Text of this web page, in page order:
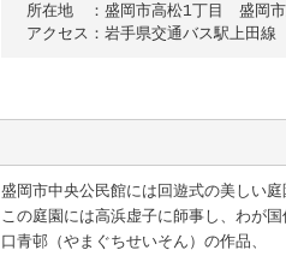
所在地　：盛岡市高松1丁目　盛岡
アクセス：岩手県交通バス駅上田線
盛岡市中央公民館には回遊式の美しい庭
この庭園には高浜虚子に師事し、わが
口青邨（やまぐちせいそん）の作品、